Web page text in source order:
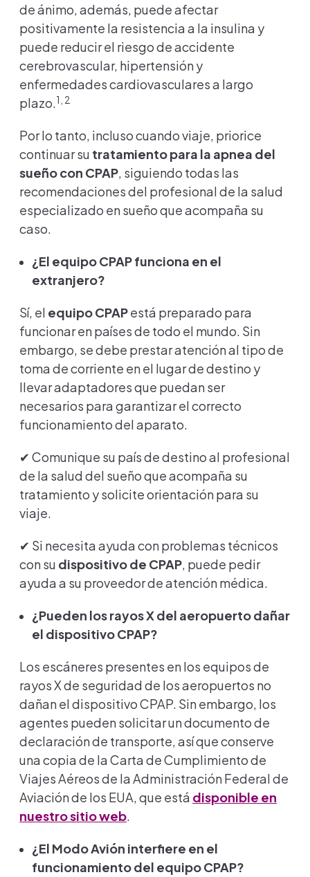
de ánimo, además, puede afectar
positivamente la resistencia a la insulina y
puede reducir el riesgo de accidente
cerebrovascular, hipertensión y
enfermedades cardiovasculares a largo
plazo.1 , 2
Por lo tanto, incluso cuando viaje, priorice
continuar su tratamiento para la apnea del
sueño con CPAP, siguiendo todas las
recomendaciones del profesional de la salud
especializado en sueño que acompaña su
caso.
¿El equipo CPAP funciona en el
extranjero?
Sí, el equipo CPAPestá preparado para
funcionar en países de todo el mundo. Sin
embargo, se debe prestar atención al tipo de
toma de corriente en el lugar de destino y
llevar adaptadores que puedan ser
necesarios para garantizar el correcto
funcionamiento del aparato.
✔ Comunique su país de destino al profesional
de la salud del sueño que acompaña su
tratamiento y solicite orientación para su
viaje.
✔ Si necesita ayuda con problemas técnicos
con su dispositivo de CPAP, puede pedir
ayuda a su proveedor de atención médica.
¿Pueden los rayos X del aeropuerto dañar
el dispositivo CPAP?
Los escáneres presentes en los equipos de
rayos X de seguridad de los aeropuertos no
dañan el dispositivo CPAP. Sin embargo, los
agentes pueden solicitar un documento de
declaración de transporte, así que conserve
una copia de la Carta de Cumplimiento de
Viajes Aéreos de la Administración Federal de
Aviación de los EUA, que está disponible en
nuestro sitio web.
¿El Modo Avión interfiere en el
funcionamiento del equipo CPAP?